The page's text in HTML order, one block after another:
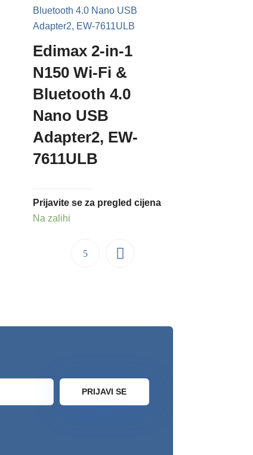
Edimax 2-in-1
N150 Wi-Fi &
Bluetooth 4.0
Nano USB
Adapter2, EW-
7611ULB
Prijavite se za pregled cijena
Na zalihi
PRIJAVI SE